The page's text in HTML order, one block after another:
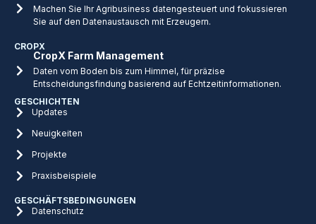
Machen Sie Ihr Agribusiness datengesteuert und fokussieren
Sie auf den Datenaustausch mit Erzeugern.
CROPX
CropX Farm Management
Daten vom Boden bis zum Himmel, für präzise
Entscheidungsfindung basierend auf Echtzeitinformationen.
GESCHICHTEN
Updates
Neuigkeiten
Projekte
Praxisbeispiele
GESCHÄFTSBEDINGUNGEN
Datenschutz